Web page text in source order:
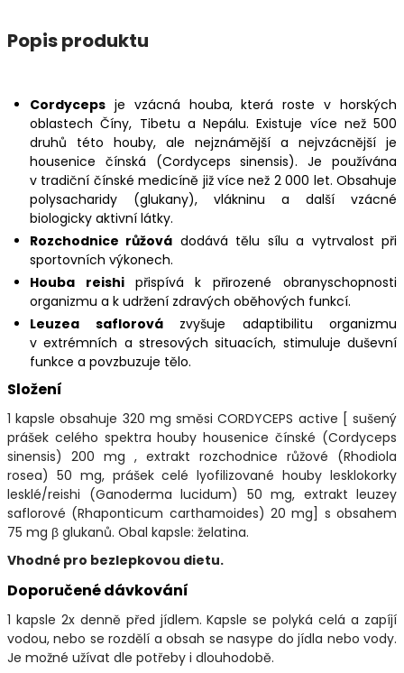
Popis produktu
Cordyceps je vzácná houba, která roste v horských
oblastech Číny, Tibetu a Nepálu. Existuje více než 500
druhů této houby, ale nejznámější a nejvzácnější je
housenice čínská (Cordyceps sinensis). Je používána
v tradiční čínské medicíně již více než 2 000 let. Obsahuje
polysacharidy (glukany), vlákninu a další vzácné
biologicky aktivní látky.
Rozchodnice růžová dodává tělu sílu a vytrvalost při
sportovních výkonech.
Houba reishi přispívá k přirozené obranyschopnosti
organizmu a k udržení zdravých oběhových funkcí.
Leuzea saflorovázvyšuje adaptibilitu organizmu
v extrémních a stresových situacích, stimuluje duševní
funkce a povzbuzuje tělo.
Složení
1 kapsle obsahuje 320 mg směsi CORDYCEPS active [ sušený
prášek celého spektra houby housenice čínské (Cordyceps
sinensis) 200 mg , extrakt rozchodnice růžové (Rhodiola
rosea) 50 mg, prášek celé lyofilizované houby lesklokorky
lesklé/reishi (Ganoderma lucidum) 50 mg, extrakt leuzey
saflorové (Rhaponticum carthamoides) 20 mg] s obsahem
75 mg β glukanů. Obal kapsle: želatina.
Vhodné pro bezlepkovou dietu.
Doporučené dávkování
1 kapsle 2x denně před jídlem. Kapsle se polyká celá a zapíjí
vodou, nebo se rozdělí a obsah se nasype do jídla nebo vody.
Je možné užívat dle potřeby i dlouhodobě.